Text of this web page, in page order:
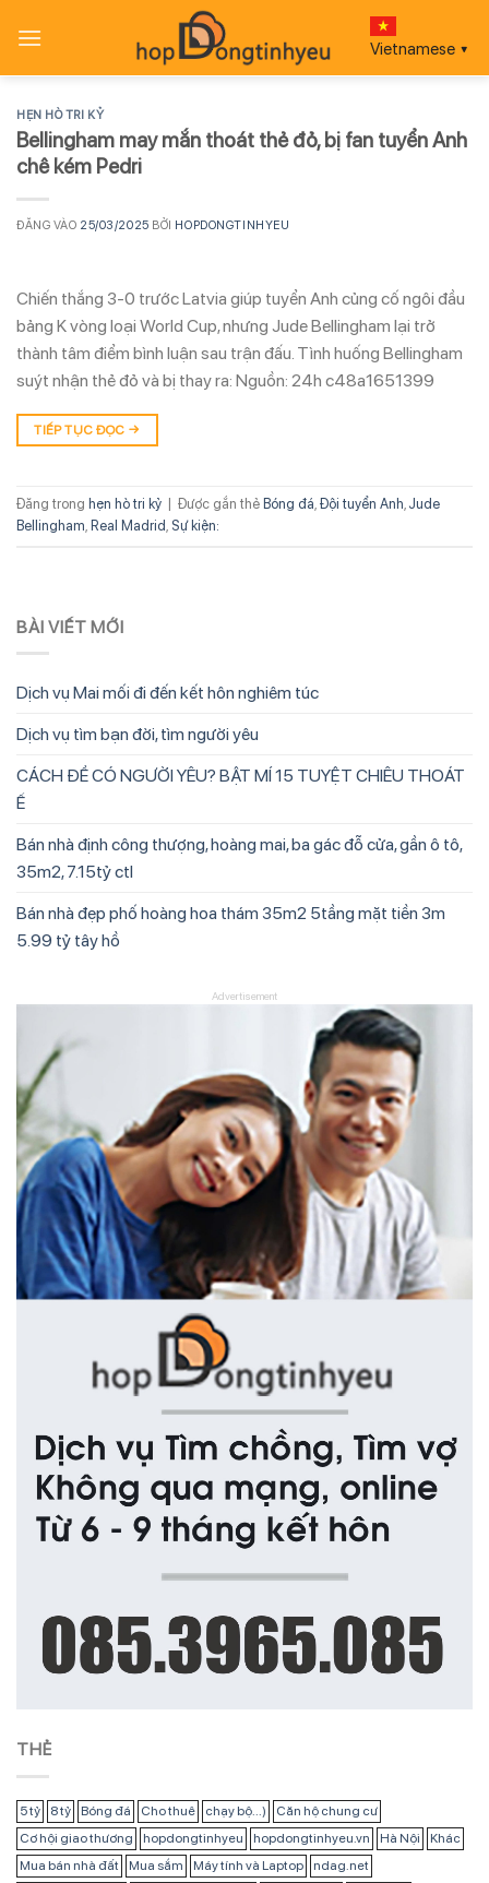
qua
Vietnamese ▼
HẸN HÒ TRI KỶ
Bellingham may mắn thoát thẻ đỏ, bị fan tuyển Anh
chê kém Pedri
ĐĂNG VÀO 25/03/2025 BỞI HOPDONGTINHYEU
Chiến thắng 3-0 trước Latvia giúp tuyển Anh củng cố ngôi đầu
bảng K vòng loại World Cup, nhưng Jude Bellingham lại trở
thành tâm điểm bình luận sau trận đấu. Tình huống Bellingham
suýt nhận thẻ đỏ và bị thay ra: Nguồn: 24h c48a1651399
TIẾP TỤC ĐỌC →
Đăng trong hẹn hò tri kỷ Được gắn thẻ Bóng đá Đội tuyển Anh Jude
Bellingham Real Madrid Sự kiện:
BÀI VIẾT MỚI
Dịch vụ Mai mối đi đến kết hôn nghiêm túc
Dịch vụ tìm bạn đời, tìm người yêu
CÁCH ĐỂ CÓ NGƯỜI YÊU? BẬT MÍ 15 TUYỆT CHIÊU THOÁT
Ế
Bán nhà định công thượng, hoàng mai, ba gác đỗ cửa, gần ô tô,
35m2, 7.15tỷ ctl
Bán nhà đẹp phố hoàng hoa thám 35m2 5tầng mặt tiền 3m
5.99 tỷ tây hồ
Advertisement
THẺ
5 tỷ 8 tỷ Bóng đá Cho thuê chạy bộ...)
Căn hộ chung cư
Cơ hội giao thương
hopdongtinhyeu hopdongtinhyeu.vn Hà Nội
Khác
Mua bán nhà đất
Mua sắm Máy tính và Laptop
ndag.net